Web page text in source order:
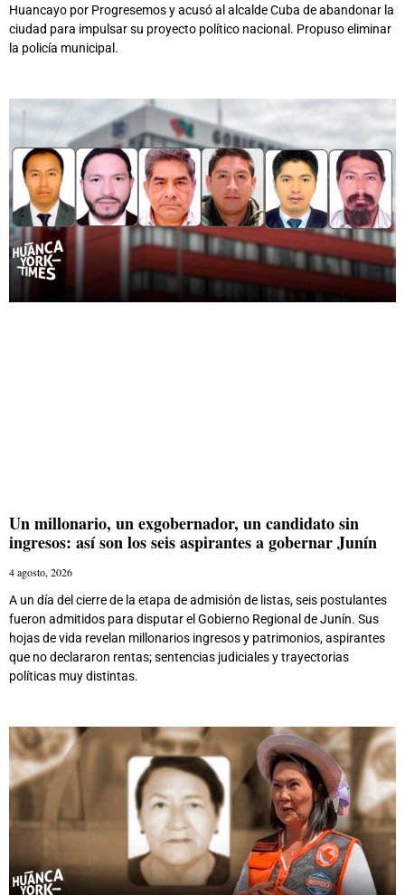
Huancayo por Progresemos y acusó al alcalde Cuba de abandonar la
ciudad para impulsar su proyecto político nacional. Propuso eliminar
la policía municipal.
Un millonario, un exgobernador, un candidato sin
ingresos: así son los seis aspirantes a gobernar Junín
4 agosto, 2026
A un día del cierre de la etapa de admisión de listas, seis postulantes
fueron admitidos para disputar el Gobierno Regional de Junín. Sus
hojas de vida revelan millonarios ingresos y patrimonios, aspirantes
que no declararon rentas; sentencias judiciales y trayectorias
políticas muy distintas.